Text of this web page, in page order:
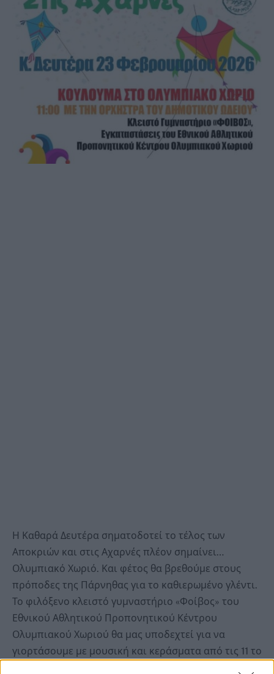
Η Καθαρά Δευτέρα σηματοδοτεί το τέλος των
Αποκριών και στις Αχαρνές πλέον σημαίνει…
Ολυμπιακό Χωριό. Και φέτος θα βρεθούμε στους
πρόποδες της Πάρνηθας για το καθιερωμένο γλέντι.
Το φιλόξενο κλειστό γυμναστήριο «Φοίβος» του
Εθνικού Αθλητικού Προπονητικού Κέντρου
Ολυμπιακού Χωριού θα μας υποδεχτεί για να
γιορτάσουμε με μουσική και κεράσματα από τις 11 το